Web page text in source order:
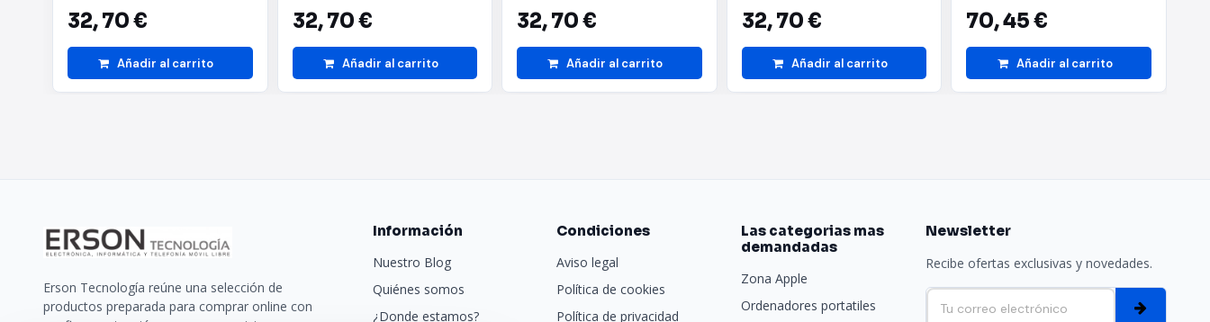
32,70 €
Añadir al carrito
32,70 €
Añadir al carrito
32,70 €
Añadir al carrito
32,70 €
Añadir al carrito
70,45 €
Añadir al carrito
Erson Tecnología reúne una selección de
productos preparada para comprar online con
Información
Nuestro Blog
Quiénes somos
¿Donde estamos?
Condiciones
Aviso legal
Política de cookies
Política de privacidad
Las categorias mas
demandadas
Zona Apple
Ordenadores portatiles
Newsletter
Recibe ofertas exclusivas y novedades.